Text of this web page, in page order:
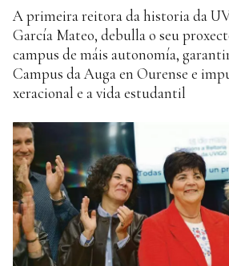
A primeira reitora da historia da
García Mateo, debulla o seu
campus de máis autonomía,
Campus da Auga en Ourense e
xeracional e a vida estudantil